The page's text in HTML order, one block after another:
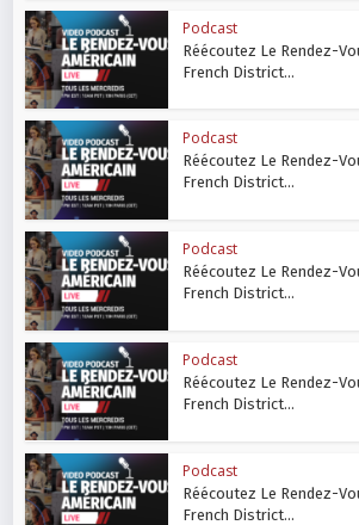
Podcast
Réécoutez Le Rendez-
French District...
Podcast
Réécoutez Le Rendez-
French District...
Podcast
Réécoutez Le Rendez-
French District...
Podcast
Réécoutez Le Rendez-
French District...
Podcast
Réécoutez Le Rendez-
French District...